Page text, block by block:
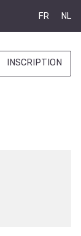
FR NL
INSCRIPTION